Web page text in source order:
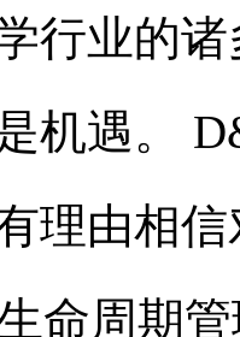
行业的
机遇。
理由相
命周期